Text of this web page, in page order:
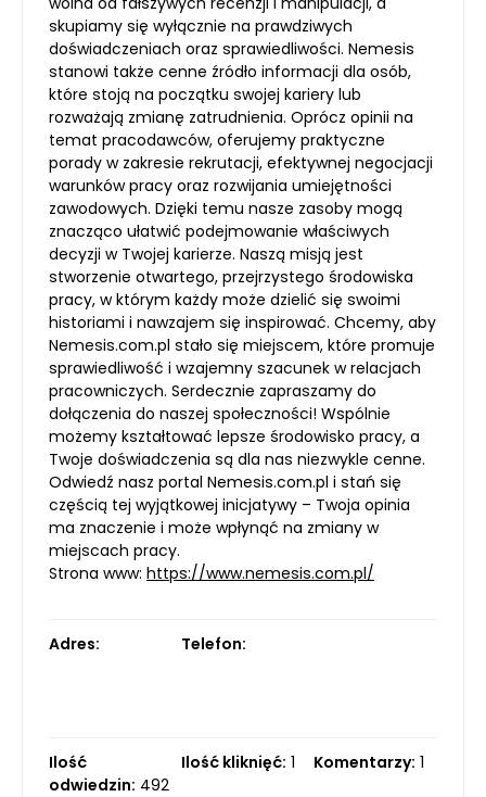
skupiamy się wyłącznie na prawdziwych
doświadczeniach oraz sprawiedliwości. Nemesis
stanowi także cenne źródło informacji dla osób,
które stoją na początku swojej kariery lub
rozważają zmianę zatrudnienia. Oprócz opinii na
temat pracodawców, oferujemy praktyczne
porady w zakresie rekrutacji, efektywnej negocjacji
warunków pracy oraz rozwijania umiejętności
zawodowych. Dzięki temu nasze zasoby mogą
znacząco ułatwić podejmowanie właściwych
decyzji w Twojej karierze. Naszą misją jest
stworzenie otwartego, przejrzystego środowiska
pracy, w którym każdy może dzielić się swoimi
historiami i nawzajem się inspirować. Chcemy, aby
Nemesis.com.pl stało się miejscem, które promuje
sprawiedliwość i wzajemny szacunek w relacjach
pracowniczych. Serdecznie zapraszamy do
dołączenia do naszej społeczności! Wspólnie
możemy kształtować lepsze środowisko pracy, a
Twoje doświadczenia są dla nas niezwykle cenne.
Odwiedź nasz portal Nemesis.com.pl i stań się
częścią tej wyjątkowej inicjatywy – Twoja opinia
ma znaczenie i może wpłynąć na zmiany w
miejscach pracy.
Strona www: https://www.nemesis.com.pl/
Adres: Telefon:
Ilość
odwiedzin: 492
Ilość kliknięć: 1 Komentarzy: 1